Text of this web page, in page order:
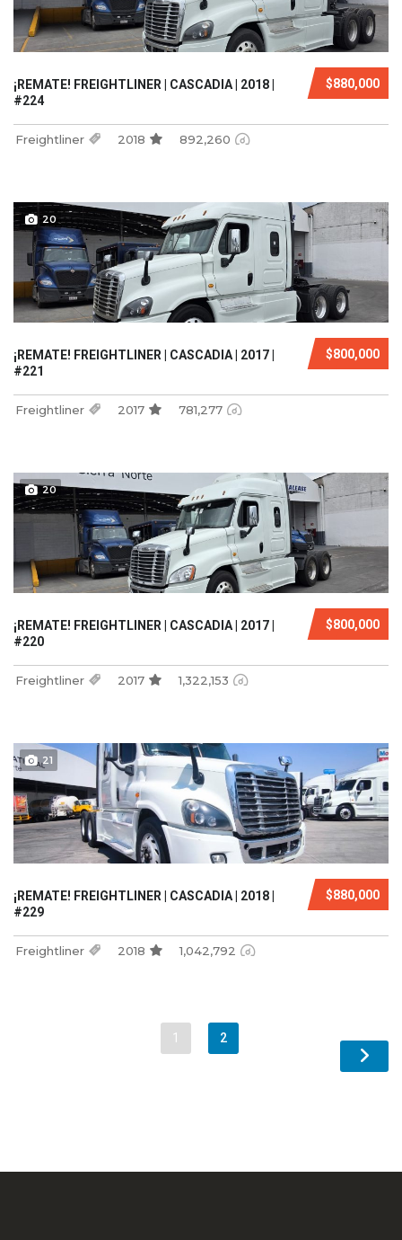
$880,000
¡REMATE! FREIGHTLINER | CASCADIA | 2018 |
#224
Freightliner 2018 892,260
20
$800,000
¡REMATE! FREIGHTLINER | CASCADIA | 2017 |
#221
Freightliner 2017 781,277
20
$800,000
¡REMATE! FREIGHTLINER | CASCADIA | 2017 |
#220
Freightliner 2017 1,322,153
21
$880,000
¡REMATE! FREIGHTLINER | CASCADIA | 2018 |
#229
Freightliner 2018 1,042,792
1 2